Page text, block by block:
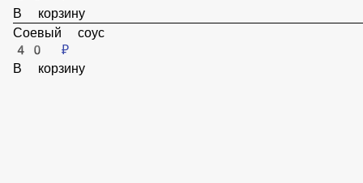
Васаби
30 ₽
В корзину
Соевый соус